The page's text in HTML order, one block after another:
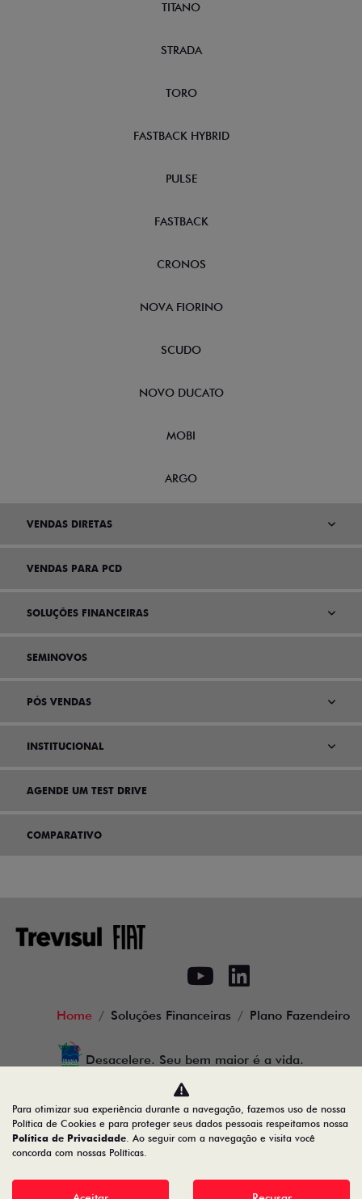
TITANO
STRADA
TORO
FASTBACK HYBRID
PULSE
FASTBACK
CRONOS
NOVA FIORINO
SCUDO
NOVO DUCATO
MOBI
ARGO
VENDAS DIRETAS
VENDAS PARA PCD
SOLUÇÕES FINANCEIRAS
SEMINOVOS
PÓS VENDAS
INSTITUCIONAL
AGENDE UM TEST DRIVE
COMPARATIVO
Home Soluções Financeiras Plano Fazendeiro
Desacelere. Seu bem maior é a vida.
Trevisul Comercial de Veiculos LTDA
28.090.609/0001-18
Para otimizar sua experiência durante a navegação, fazemos uso de nossa
Política de Cookies e para proteger seus dados pessoais respeitamos nossa
Política de Privacidade. Ao seguir com a navegação e visita você
concorda com nossas Políticas.